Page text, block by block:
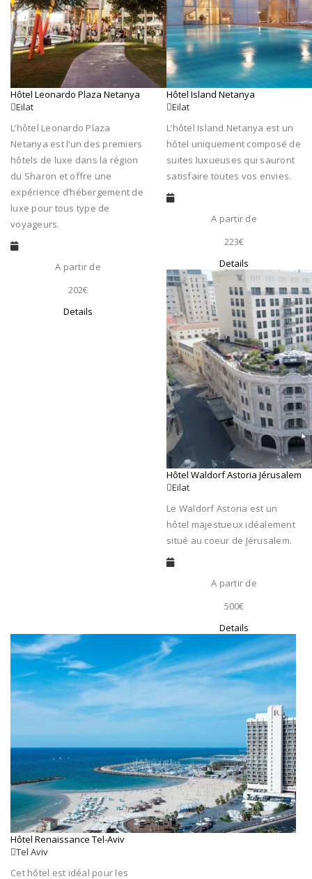
Hôtel Leonardo Plaza Netanya
Eilat
L’hôtel Leonardo Plaza
Netanya est l’un des premiers
hôtels de luxe dans la région
du Sharon et offre une
expérience d’hébergement de
luxe pour tous type de
voyageurs.
A partir de
202€
Details
Hôtel Island Netanya
Eilat
L’hôtel Island Netanya est un
hôtel uniquement composé de
suites luxueuses qui sauront
satisfaire toutes vos envies.
A partir de
223€
Details
Hôtel Waldorf Astoria Jérusalem
Eilat
Le Waldorf Astoria est un
hôtel majestueux idéalement
situé au coeur de Jérusalem.
A partir de
500€
Details
Hôtel Renaissance Tel-Aviv
Tel Aviv
Cet hôtel est idéal pour les